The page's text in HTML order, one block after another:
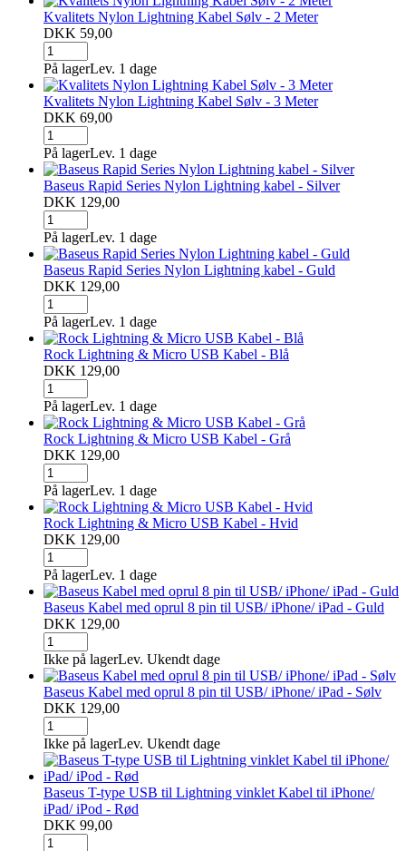
Kvalitets Nylon Lightning Kabel Sølv - 2 Meter
DKK 59,00
På lagerLev. 1 dage
Kvalitets Nylon Lightning Kabel Sølv - 3 Meter
DKK 69,00
På lagerLev. 1 dage
Baseus Rapid Series Nylon Lightning kabel - Silver
DKK 129,00
På lagerLev. 1 dage
Baseus Rapid Series Nylon Lightning kabel - Guld
DKK 129,00
På lagerLev. 1 dage
Rock Lightning & Micro USB Kabel - Blå
DKK 129,00
På lagerLev. 1 dage
Rock Lightning & Micro USB Kabel - Grå
DKK 129,00
På lagerLev. 1 dage
Rock Lightning & Micro USB Kabel - Hvid
DKK 129,00
På lagerLev. 1 dage
Baseus Kabel med oprul 8 pin til USB/ iPhone/ iPad - Guld
DKK 129,00
Ikke på lagerLev. Ukendt dage
Baseus Kabel med oprul 8 pin til USB/ iPhone/ iPad - Sølv
DKK 129,00
Ikke på lagerLev. Ukendt dage
Baseus T-type USB til Lightning vinklet Kabel til iPhone/
iPad/ iPod - Rød
DKK 99,00